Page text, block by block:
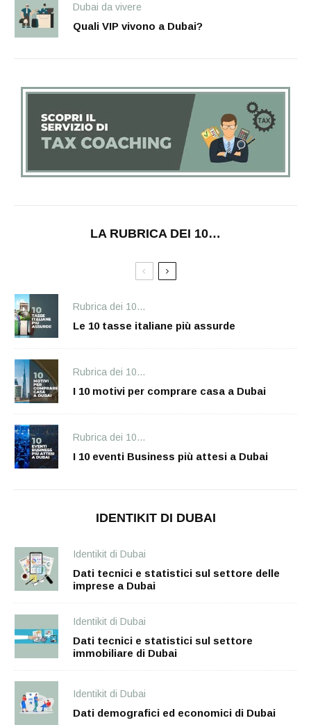
Dubai da vivere
Quali VIP vivono a Dubai?
LA RUBRICA DEI 10…
Rubrica dei 10...
Le 10 tasse italiane più assurde
Rubrica dei 10...
I 10 motivi per comprare casa a Dubai
Rubrica dei 10...
I 10 eventi Business più attesi a Dubai
IDENTIKIT DI DUBAI
Identikit di Dubai
Dati tecnici e statistici sul settore delle
imprese a Dubai
Identikit di Dubai
Dati tecnici e statistici sul settore
immobiliare di Dubai
Identikit di Dubai
Dati demografici ed economici di Dubai